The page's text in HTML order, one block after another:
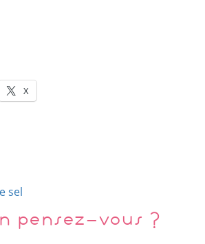
X
sel
pensez-vous ?